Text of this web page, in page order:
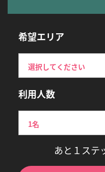
希望エリア
利用人数
あと１ステ